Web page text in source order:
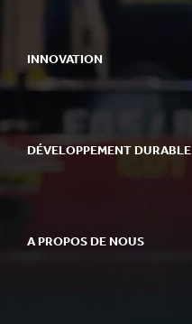
INNOVATION
DÉVELOPPEMENT DURABLE
A PROPOS DE NOUS